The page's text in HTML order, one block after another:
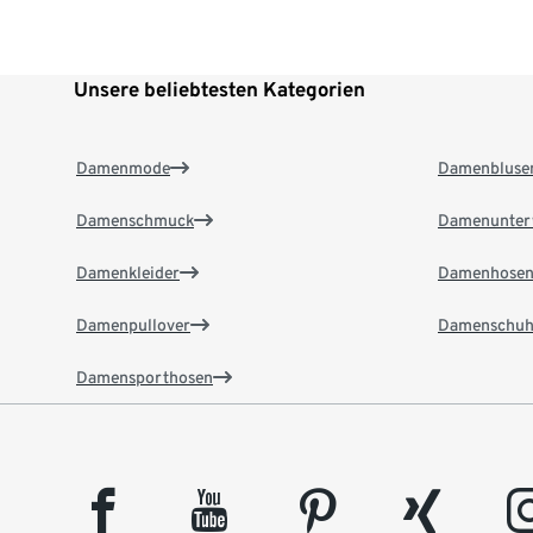
Unsere beliebtesten Kategorien
Damenmode
Damenschmuck
Damenkleider
Damenpullover
Damensporthosen
Damenhosen
facebook youtube pinterest xing